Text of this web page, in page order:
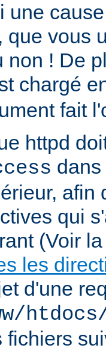
une
que vous
non ! De
chargé
fait
httpd
afin
qui
(Voir
les
d'une
fichiers